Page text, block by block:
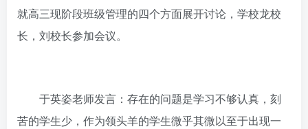
就高三现阶段班级管理的四个方面展开讨论，学校龙校
长，刘校长参加会议。
于英姿老师发言：存在的问题是学习不够认真，刻
苦的学生少，作为领头羊的学生微乎其微以至于出现一